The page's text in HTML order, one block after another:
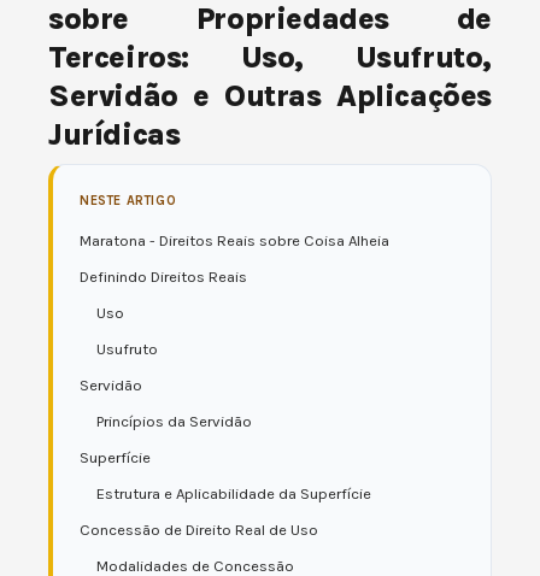
sobre Propriedades de
Terceiros: Uso, Usufruto,
Servidão e Outras Aplicações
Jurídicas
NESTE ARTIGO
Maratona - Direitos Reais sobre Coisa Alheia
Definindo Direitos Reais
Uso
Usufruto
Servidão
Princípios da Servidão
Superfície
Estrutura e Aplicabilidade da Superfície
Concessão de Direito Real de Uso
Modalidades de Concessão